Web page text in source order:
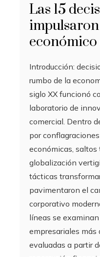
Las 15
Introducción:
rumbo de la
siglo XX funcionó
laboratorio de
comercial. Dentro
por
económicas,
globalización
tácticas
pavimentaron el
corporativo
líneas se
empresariales más
evaluadas a partir